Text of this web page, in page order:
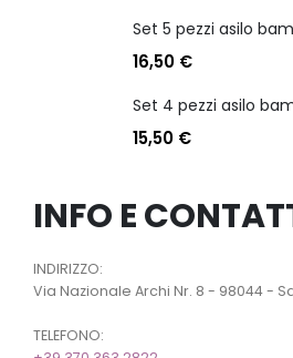
16,50 €
15,50 €
INFO E
INDIRIZZO:
Via Nazionale Archi Nr. 8 - 98044 -
TELEFONO: